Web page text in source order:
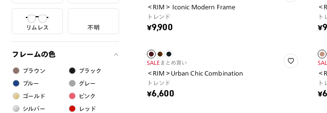
リムレス 不明
フレームの色
ブラウン ブラック
ブルー グレー
ゴールド ピンク
シルバー レッド
＜RIM＞ Iconic Modern Frame
トレンド
¥9,900
＜
ト
SALE まとめ買い
＜RIM＞Urban Chic Combination
トレンド
¥6,600
＜
ト